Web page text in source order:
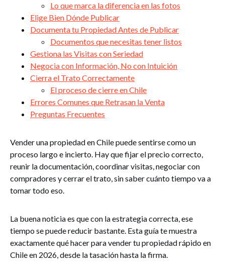
Lo que marca la diferencia en las fotos
Elige Bien Dónde Publicar
Documenta tu Propiedad Antes de Publicar
Documentos que necesitas tener listos
Gestiona las Visitas con Seriedad
Negocia con Información, No con Intuición
Cierra el Trato Correctamente
El proceso de cierre en Chile
Errores Comunes que Retrasan la Venta
Preguntas Frecuentes
Vender una propiedad en Chile puede sentirse como un
proceso largo e incierto. Hay que fijar el precio correcto,
reunir la documentación, coordinar visitas, negociar con
compradores y cerrar el trato, sin saber cuánto tiempo va a
tomar todo eso.
La buena noticia es que con la estrategia correcta, ese
tiempo se puede reducir bastante. Esta guía te muestra
exactamente qué hacer para vender tu propiedad rápido en
Chile en 2026, desde la tasación hasta la firma.